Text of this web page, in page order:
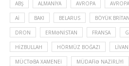
ABŞ ALMANIYA AVROPA
Aİ BAKI BELARUS BÖYÜK
DRON ERMƏNISTAN FRANSA
HIZBULLAH HÖRMÜZ BOĞAZI LIVAN
MÜCTƏBA XAMENEI MÜDAFIƏ NAZIRLIYI